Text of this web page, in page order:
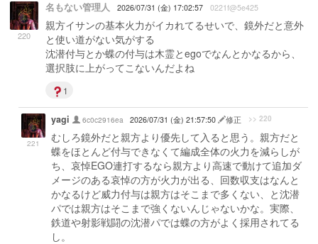
220
名もない管理人 2026/07/31 (金) 17:02:57 0221f@5e425
親方イサンの基本火力がイカれてるせいで、鏡外だと意外
と使い道がない気がする
沈潜付与とか蝶の付与は木霊とegoでなんとかなるから、
選択肢に上がってこないんだよね
1
221
yagi 6c0c2916ea 2026/07/31 (金) 21:57:50 修正 >> 220
むしろ鏡外だと親方より優先して入ると思う。親方だと
蝶をほとんど付与できなくて編成全体の火力を減らしが
ち、哀悼EGO連打するなら親方より高速で動けて追加ダ
メージのある哀悼の方が火力が出る、回数収支はなんと
かなるけど威力付与は親方はそこまで多くない、と沈潜
パでは親方はそこまで強くないんじゃないかな。実際、
鉄道や射影戦闘の沈潜パでは蝶の方がよく採用されてる
し。